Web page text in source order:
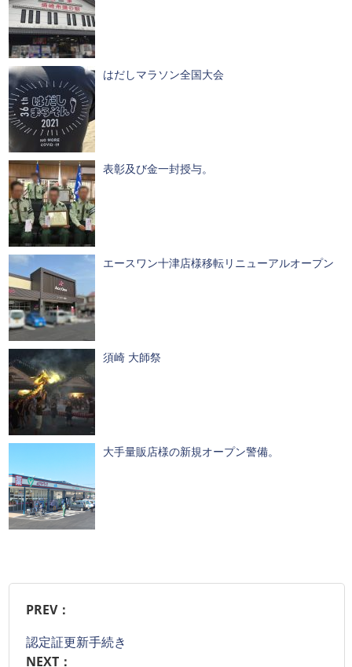
はだしマラソン全国大会
表彰及び金一封授与。
エースワン十津店様移転リニューアルオープン
須崎 大師祭
大手量販店様の新規オープン警備。
PREV：
認定証更新手続き
NEXT：